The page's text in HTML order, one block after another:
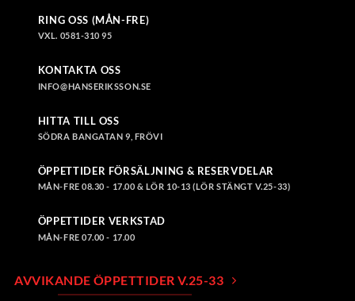
RING OSS (MÅN-FRE)
VXL. 0581-310 95
KONTAKTA OSS
INFO@HANSERIKSSON.SE
HITTA TILL OSS
SÖDRA BANGATAN 9, FRÖVI
ÖPPETTIDER FÖRSÄLJNING & RESERVDELAR
MÅN-FRE 08.30 - 17.00 & LÖR 10-13 (LÖR STÄNGT V.25-33)
ÖPPETTIDER VERKSTAD
MÅN-FRE 07.00 - 17.00
AVVIKANDE ÖPPETTIDER V.25-33